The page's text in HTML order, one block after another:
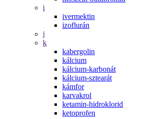
i
ivermektin
izoflurán
j
k
kabergolin
kálcium
kálcium-karbonát
kálcium-sztearát
kámfor
karvakrol
ketamin-hidroklorid
ketoprofen